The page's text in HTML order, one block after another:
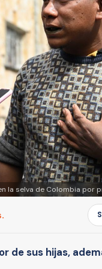
la selva de Colombia por
de sus hijas,